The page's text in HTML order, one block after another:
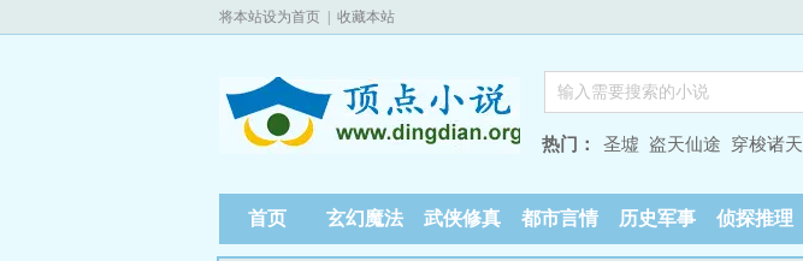
将本站设为首页 收藏本站
热门： 圣墟 盗天仙途 穿梭诸天
首页 玄幻魔法 武侠修真 都市言情 历史军事 侦探推理